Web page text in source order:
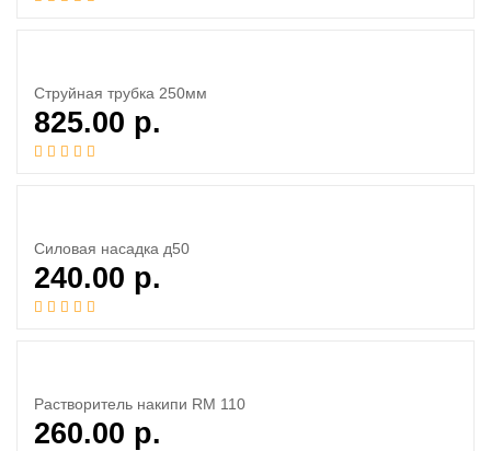
Струйная трубка 250мм
825.00 р.
Силовая насадка д50
240.00 р.
Растворитель накипи RM 110
260.00 р.